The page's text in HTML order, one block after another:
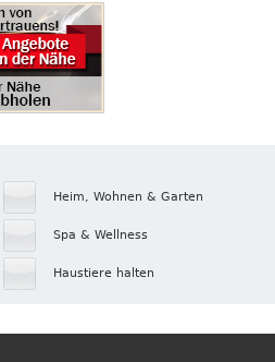
Heim, Wohnen & Garten
Spa & Wellness
Haustiere halten